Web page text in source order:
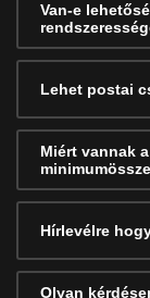
Van-e
Lehet postai
Miért vannak
Hírlevélre
Olyan